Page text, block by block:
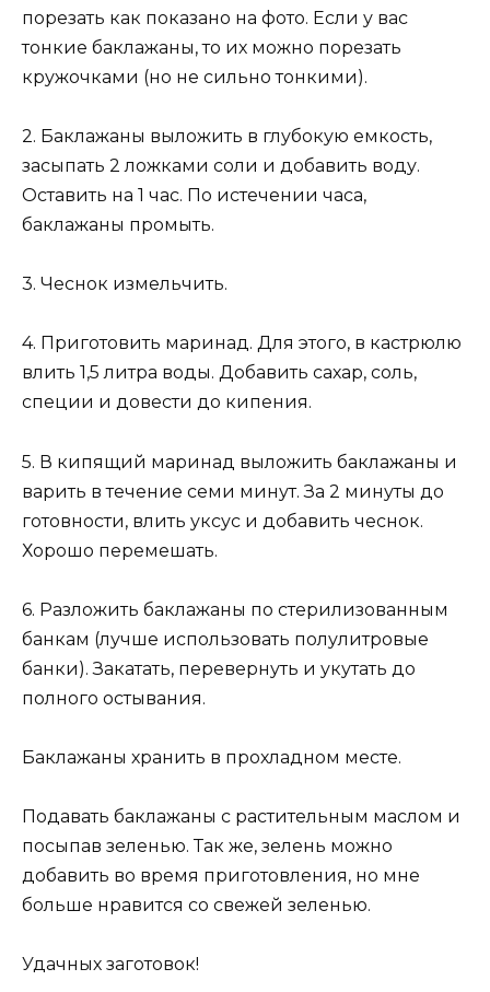
порезать как показано на фото. Если у вас
тонкие баклажаны, то их можно порезать
кружочками (но не сильно тонкими).
2. Баклажаны выложить в глубокую емкость,
засыпать 2 ложками соли и добавить воду.
Оставить на 1 час. По истечении часа,
баклажаны промыть.
3. Чеснок измельчить.
4. Приготовить маринад. Для этого, в кастрюлю
влить 1,5 литра воды. Добавить сахар, соль,
специи и довести до кипения.
5. В кипящий маринад выложить баклажаны и
варить в течение семи минут. За 2 минуты до
готовности, влить уксус и добавить чеснок.
Хорошо перемешать.
6. Разложить баклажаны по стерилизованным
банкам (лучше использовать полулитровые
банки). Закатать, перевернуть и укутать до
полного остывания.
Баклажаны хранить в прохладном месте.
Подавать баклажаны с растительным маслом и
посыпав зеленью. Так же, зелень можно
добавить во время приготовления, но мне
больше нравится со свежей зеленью.
Удачных заготовок!